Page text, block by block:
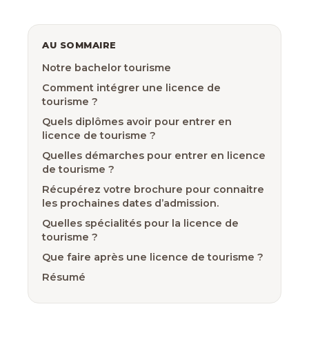
AU SOMMAIRE
Notre bachelor tourisme
Comment intégrer une licence de
tourisme ?
Quels diplômes avoir pour entrer en
licence de tourisme ?
Quelles démarches pour entrer en licence
de tourisme ?
Récupérez votre brochure pour connaitre
les prochaines dates d’admission.
Quelles spécialités pour la licence de
tourisme ?
Que faire après une licence de tourisme ?
Résumé